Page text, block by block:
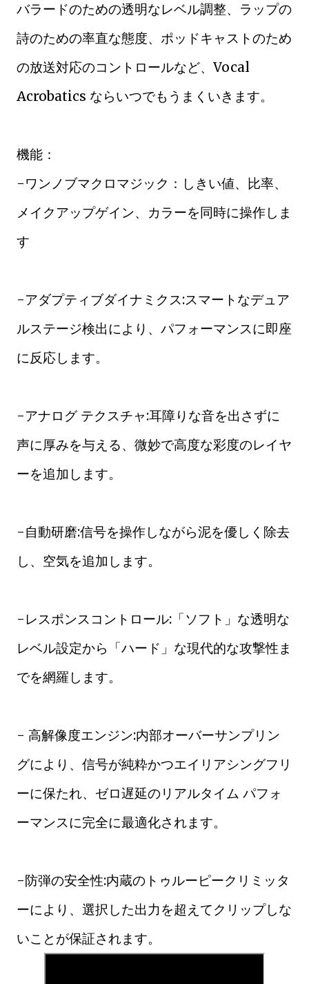
バラードのための透明なレベル調整、ラップの
詩のための率直な態度、ポッドキャストのため
の放送対応のコントロールなど、Vocal
Acrobatics ならいつでもうまくいきます。
機能：
-ワンノブマクロマジック：しきい値、比率、
メイクアップゲイン、カラーを同時に操作しま
す
-アダプティブダイナミクス:スマートなデュア
ルステージ検出により、パフォーマンスに即座
に反応します。
-アナログ テクスチャ:耳障りな音を出さずに
声に厚みを与える、微妙で高度な彩度のレイヤ
ーを追加します。
-自動研磨:信号を操作しながら泥を優しく除去
し、空気を追加します。
-レスポンスコントロール:「ソフト」な透明な
レベル設定から「ハード」な現代的な攻撃性ま
でを網羅します。
- 高解像度エンジン:内部オーバーサンプリン
グにより、信号が純粋かつエイリアシングフリ
ーに保たれ、ゼロ遅延のリアルタイム パフォ
ーマンスに完全に最適化されます。
-防弾の安全性:内蔵のトゥルーピークリミッタ
ーにより、選択した出力を超えてクリップしな
いことが保証されます。